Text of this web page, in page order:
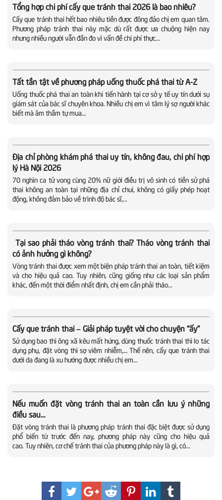
Tổng hợp chi phí cấy que tránh thai 2026 là bao nhiêu?
Cấy que tránh thai hết bao nhiêu tiền được đông đảo chị em quan tâm.
Phương pháp tránh thai này mặc dù rất được ưa chuộng hiện nay
nhưng nhiều người vẫn đắn đo vì vấn đề chi phí thực...
Tất tần tật về phương pháp uống thuốc phá thai từ A-Z
Uống thuốc phá thai an toàn khi tiến hành tại cơ sở y tế uy tín dưới sự
giám sát của bác sĩ chuyên khoa. Nhiều chị em vì tâm lý sợ người khác
biết mà âm thầm tự mua...
Địa chỉ phòng khám phá thai uy tín, không đau, chi phí hợp
lý Hà Nội 2026
70 nghìn ca tử vong cùng 20% nữ giới điều trị vô sinh có tiền sử phá
thai không an toàn tại những địa chỉ chui, không có giấy phép hoạt
động, không đảm bảo về trình độ bác sĩ,...
Tại sao phải tháo vòng tránh thai? Tháo vòng tránh thai
có ảnh hưởng gì không?
Vòng tránh thai được xem một biện pháp tránh thai an toàn, tiết kiệm
và cho hiệu quả cao. Tuy nhiên, cũng giống như các loại sản phẩm
khác, đến một thời điểm nhất định, chị em cần phải tháo...
Cấy que tránh thai – Giải pháp tuyệt vời cho chuyện “ấy”
Sử dụng bao thì ông xã kêu mất hứng, dùng thuốc tránh thai thì lo tác
dụng phụ, đặt vòng thì sợ viêm nhiễm,… Thế nên, cấy que tránh thai
dưới da đang là xu hướng được nhiều chị em...
Nếu muốn đặt vòng tránh thai an toàn cần lưu ý những
điều sau…
Đặt vòng tránh thai là phương pháp tránh thai đặc biệt được sử dụng
phổ biến từ trước đến nay, phương pháp này cũng cho hiệu quả
cao. Tuy nhiên, cơ chế tránh thai của phương pháp này là gì, có...